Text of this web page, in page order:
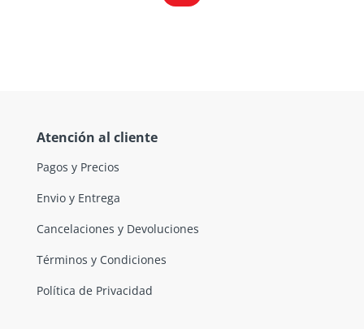
Atención al cliente
Pagos y Precios
Envio y Entrega
Cancelaciones y Devoluciones
Términos y Condiciones
Política de Privacidad